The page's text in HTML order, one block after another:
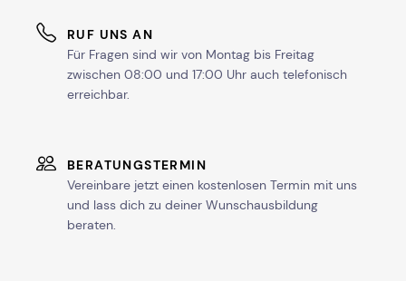
RUF UNS AN
Für Fragen sind wir von Montag bis Freitag
zwischen 08:00 und 17:00 Uhr auch telefonisch
erreichbar.
BERATUNGSTERMIN
Vereinbare jetzt einen kostenlosen Termin mit uns
und lass dich zu deiner Wunschausbildung
beraten.